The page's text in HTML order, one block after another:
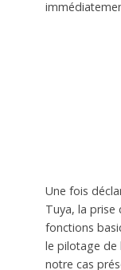
Une fois
Tuya, la prise
fonctions
le pilotage de
notre cas